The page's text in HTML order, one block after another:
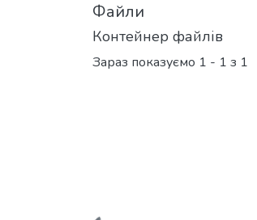
Файли
Контейнер файлів
Зараз показуємо 1 - 1 з 1